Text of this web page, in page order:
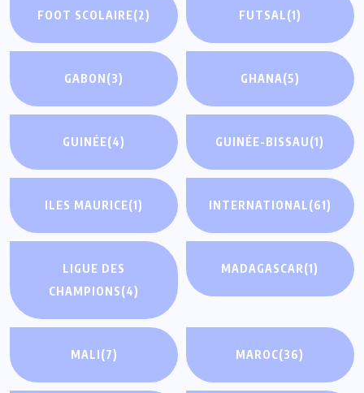
FOOT SCOLAIRE(2) FUTSAL(1)
GABON(3) GHANA(5)
GUINÉE(4) GUINÉE-BISSAU(1)
ILES MAURICE(1) INTERNATIONAL(61)
LIGUE DES
CHAMPIONS(4)
MADAGASCAR(1)
MALI(7) MAROC(36)